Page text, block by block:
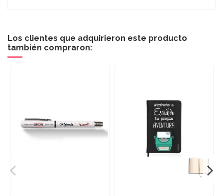
Los clientes que adquirieron este producto
también compraron: